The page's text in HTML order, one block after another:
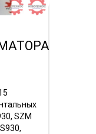
SZM